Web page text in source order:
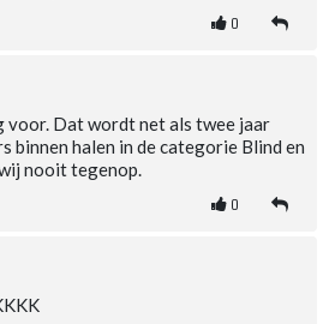
0
voor. Dat wordt net als twee jaar
binnen halen in de categorie Blind en
nooit tegenop.
0